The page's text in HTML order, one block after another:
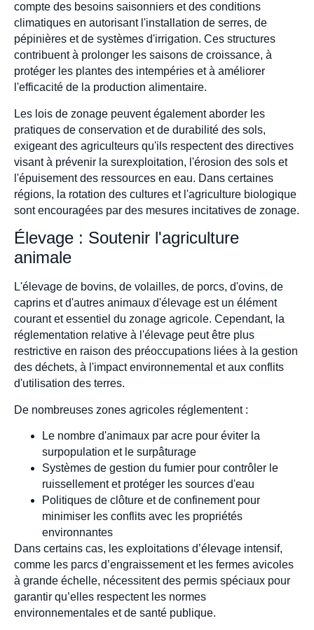
compte des besoins saisonniers et des conditions
climatiques en autorisant l'installation de serres, de
pépinières et de systèmes d'irrigation. Ces structures
contribuent à prolonger les saisons de croissance, à
protéger les plantes des intempéries et à améliorer
l'efficacité de la production alimentaire.
Les lois de zonage peuvent également aborder les
pratiques de conservation et de durabilité des sols,
exigeant des agriculteurs qu'ils respectent des directives
visant à prévenir la surexploitation, l'érosion des sols et
l'épuisement des ressources en eau. Dans certaines
régions, la rotation des cultures et l'agriculture biologique
sont encouragées par des mesures incitatives de zonage.
Élevage : Soutenir l'agriculture
animale
L'élevage de bovins, de volailles, de porcs, d'ovins, de
caprins et d'autres animaux d'élevage est un élément
courant et essentiel du zonage agricole. Cependant, la
réglementation relative à l'élevage peut être plus
restrictive en raison des préoccupations liées à la gestion
des déchets, à l'impact environnemental et aux conflits
d'utilisation des terres.
De nombreuses zones agricoles réglementent :
Le nombre d'animaux par acre pour éviter la
surpopulation et le surpâturage
Systèmes de gestion du fumier pour contrôler le
ruissellement et protéger les sources d'eau
Politiques de clôture et de confinement pour
minimiser les conflits avec les propriétés
environnantes
Dans certains cas, les exploitations d’élevage intensif,
comme les parcs d’engraissement et les fermes avicoles
à grande échelle, nécessitent des permis spéciaux pour
garantir qu’elles respectent les normes
environnementales et de santé publique.